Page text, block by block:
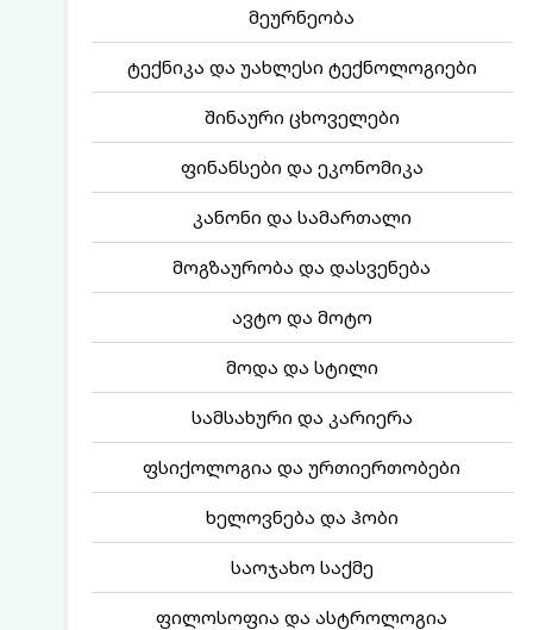
მეურნეობა
ტექნიკა და უახლესი ტექნოლოგიები
შინაური ცხოველები
ფინანსები და ეკონომიკა
კანონი და სამართალი
მოგზაურობა და დასვენება
ავტო და მოტო
მოდა და სტილი
სამსახური და კარიერა
ფსიქოლოგია და ურთიერთობები
ხელოვნება და ჰობი
საოჯახო საქმე
ფილოსოფია და ასტროლოგია